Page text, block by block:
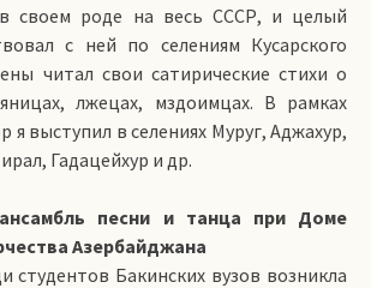
в своем роде на весь СССР, и целый
с ней по селениям Кусарского
читал свои сатирические стихи о
лжецах, мздоимцах. В рамках
я выступил в селениях Муруг, Аджахур,
Гадацейхур и др.
песни и танца при Доме
Азербайджана
студентов Бакинских вузов возникла